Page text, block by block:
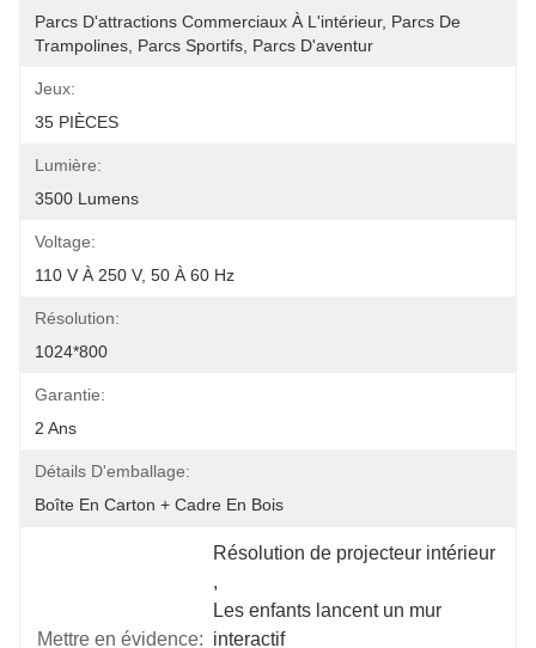
Parcs D'attractions Commerciaux À L'intérieur, Parcs De
Trampolines, Parcs Sportifs, Parcs D'aventur
Jeux:
35 PIÈCES
Lumière:
3500 Lumens
Voltage:
110 V À 250 V, 50 À 60 Hz
Résolution:
1024*800
Garantie:
2 Ans
Détails D'emballage:
Boîte En Carton + Cadre En Bois
Mettre en évidence:
Résolution de projecteur intérieur
,
Les enfants lancent un mur
interactif